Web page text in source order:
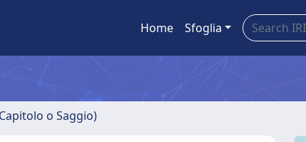
Home Sfoglia
o Saggio)